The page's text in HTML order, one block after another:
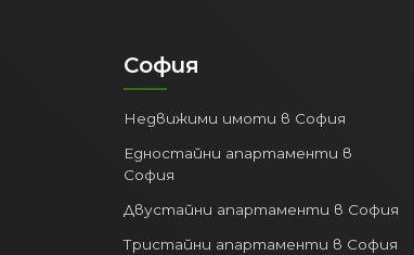
София
Недвижими имоти в София
Едностайни апартаменти в
София
Двустайни апартаменти в София
Тристайни апартаменти в София